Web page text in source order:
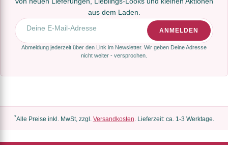
aus dem Laden.
E-Mail-Adresse
ANMELDEN
Abmeldung jederzeit über den Link im Newsletter. Wir geben Deine Adresse
nicht weiter - versprochen.
*Alle Preise inkl. MwSt, zzgl. Versandkosten. Lieferzeit: ca. 1-3 Werktage.